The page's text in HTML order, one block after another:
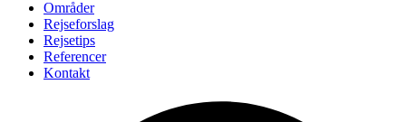
Områder
Rejseforslag
Rejsetips
Referencer
Kontakt